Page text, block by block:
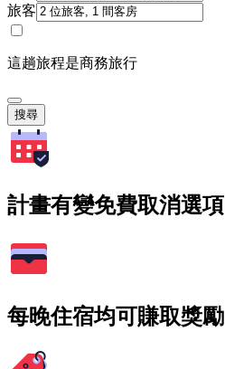
旅客
這趟旅程是商務旅行
搜尋
計畫有變免費取消選項
每晚住宿均可賺取獎勵